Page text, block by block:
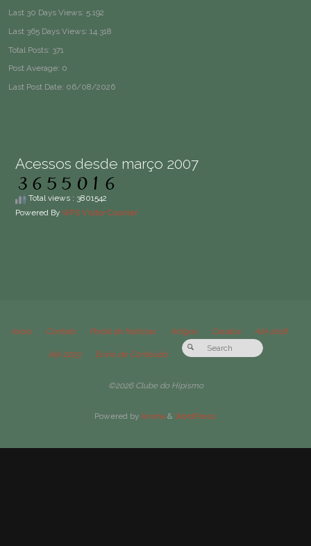
Last 30 Days Views: 5.192
Last 365 Days Views: 14.318
Total Posts: 371
Post Average: 0
Last Post Date: 06/08/2026
Acessos desde março 2007
Total views : 3801542
Powered By WPS Visitor Counter
Início Contato Portal de Notícias Artigos Cavalos Até 2018
Até 2023 Envio de Conteúdo
©2026 Clube do Hipismo
Powered byAnima & WordPress.